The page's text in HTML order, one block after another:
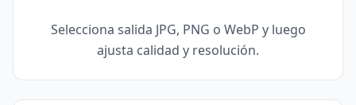
Selecciona salida JPG, PNG o WebP y luego
ajusta calidad y resolución.